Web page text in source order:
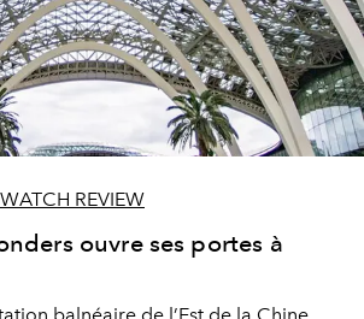
REVIEW
ouvre ses portes à